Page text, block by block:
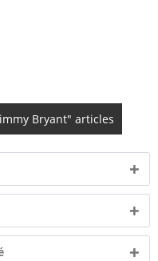
Bryant" articles